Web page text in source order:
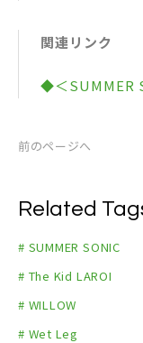
関連リンク
◆＜SUMMER
前のページへ
Related
# SUMMER SONIC
# The Kid LAROI
# WILLOW
# Wet Leg